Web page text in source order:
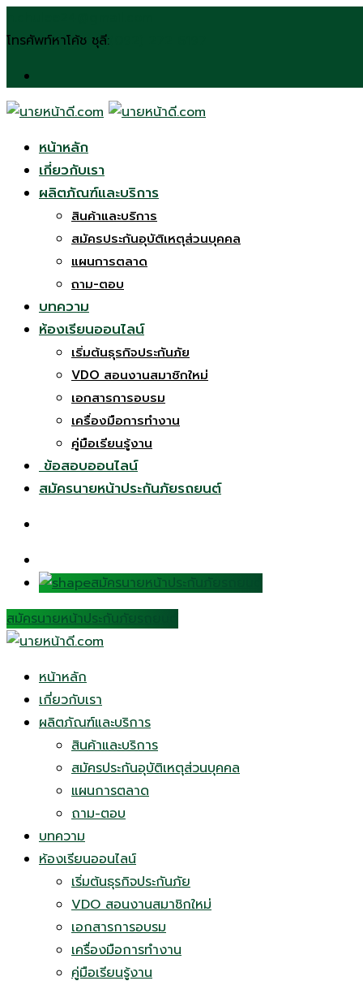
โทรศัพท์หาโค้ช ชุลี:
หน้าหลัก
เกี่ยวกับเรา
ผลิตภัณฑ์และบริการ
สินค้าและบริการ
สมัครประกันอุบัติเหตุส่วนบุคคล
แผนการตลาด
ถาม-ตอบ
บทความ
ห้องเรียนออนไลน์
เริ่มต้นธุรกิจประกันภัย
VDO สอนงานสมาชิกใหม่
เอกสารการอบรม
เครื่องมือการทำงาน
คู่มือเรียนรู้งาน
ข้อสอบออนไลน์
สมัครนายหน้าประกันภัยรถยนต์
สมัครนายหน้าประกันภัยรถยนต์
สมัครนายหน้าประกันภัยรถยนต์
หน้าหลัก
เกี่ยวกับเรา
ผลิตภัณฑ์และบริการ
สินค้าและบริการ
สมัครประกันอุบัติเหตุส่วนบุคคล
แผนการตลาด
ถาม-ตอบ
บทความ
ห้องเรียนออนไลน์
เริ่มต้นธุรกิจประกันภัย
VDO สอนงานสมาชิกใหม่
เอกสารการอบรม
เครื่องมือการทำงาน
คู่มือเรียนรู้งาน